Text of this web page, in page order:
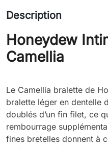
Description
Honeydew
Camellia
Le Camellia bralette de
bralette léger en dentelle
doublés d’un fin filet, ce
rembourrage
fines bretelles donnent à